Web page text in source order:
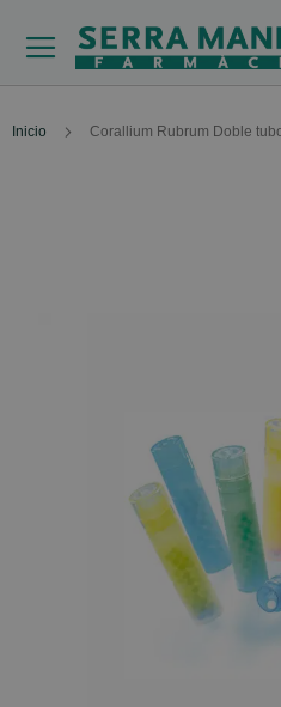
Inicio Corallium Rubrum Doble